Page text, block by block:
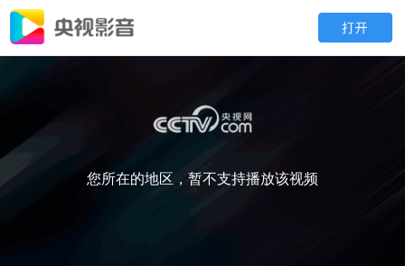
您所在的地区，暂不支持播放该视频